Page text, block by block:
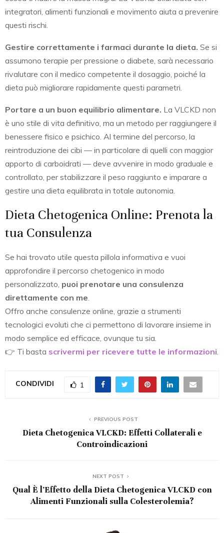
integratori, alimenti funzionali e movimento aiuta a prevenire
questi rischi.
Gestire correttamente i farmaci durante la dieta. Se si
assumono terapie per pressione o diabete, sarà necessario
rivalutare con il medico competente il dosaggio, poiché la
dieta può migliorare rapidamente questi parametri.
Portare a un buon equilibrio alimentare. La VLCKD non
è uno stile di vita definitivo, ma un metodo per raggiungere il
benessere fisico e psichico. Al termine del percorso, la
reintroduzione dei cibi — in particolare di quelli con maggior
apporto di carboidrati — deve avvenire in modo graduale e
controllato, per stabilizzare il peso raggiunto e imparare a
gestire una dieta equilibrata in totale autonomia.
Dieta Chetogenica Online: Prenota la
tua Consulenza
Se hai trovato utile questa pillola informativa e vuoi
approfondire il percorso chetogenico in modo
personalizzato, puoi prenotare una consulenza
direttamente con me
Offro anche consulenze online, grazie a strumenti
tecnologici evoluti che ci permettono di lavorare insieme in
modo semplice ed efficace, ovunque tu sia.
👉 Ti basta scrivermi per ricevere tutte le informazioni
CONDIVIDI 1
PREVIOUS POST
Dieta Chetogenica VLCKD: Effetti Collaterali e
Controindicazioni
NEXT POST
Qual È l’Effetto della Dieta Chetogenica VLCKD con
Alimenti Funzionali sulla Colesterolemia?